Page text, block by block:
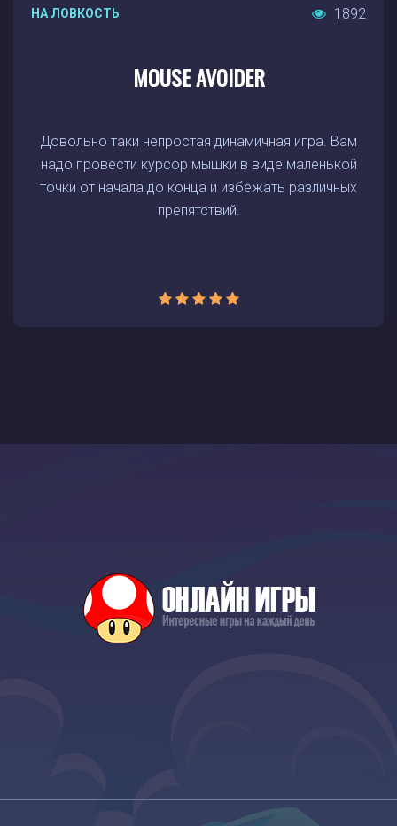
НА ЛОВКОСТЬ 1892
MOUSE AVOIDER
Довольно таки непростая динамичная игра. Вам
надо провести курсор мышки в виде маленькой
точки от начала до конца и избежать различных
препятствий.